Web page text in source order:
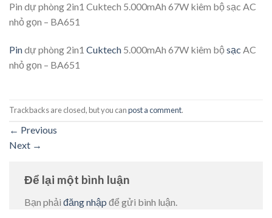
Pin dự phòng 2in1 Cuktech 5.000mAh 67W kiêm bộ sạc AC
nhỏ gọn – BA651
Pindự phòng 2in1 Cuktech 5.000mAh 67W kiêm bộsạc AC
nhỏ gọn – BA651
Trackbacks are closed, but you canpost a comment.
← Previous
Next →
Để lại một bình luận
Bạn phải đăng nhập để gửi bình luận.